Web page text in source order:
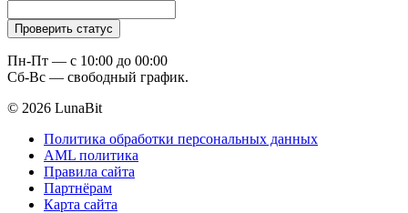
Пн-Пт — c 10:00 до 00:00
Сб-Вс — свободный график.
© 2026 LunaBit
Политика обработки персональных данных
AML политика
Правила сайта
Партнёрам
Карта сайта